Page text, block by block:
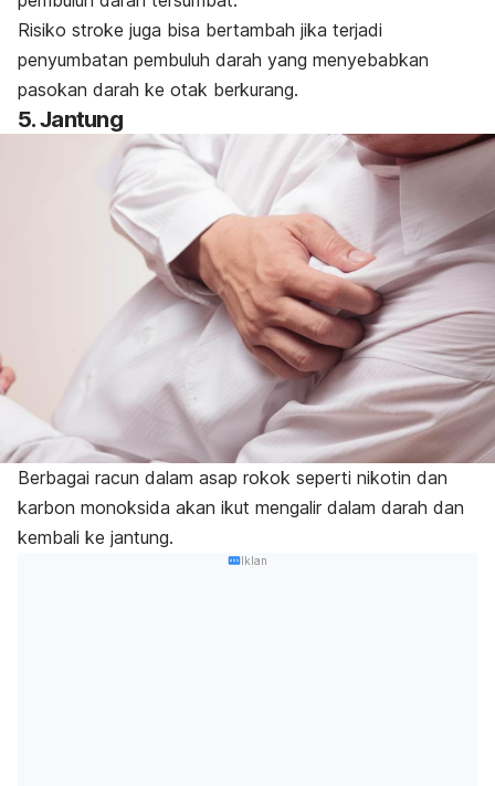
Risiko stroke juga bisa bertambah jika terjadi
penyumbatan pembuluh darah yang menyebabkan
pasokan darah ke otak berkurang.
5. Jantung
Berbagai racun dalam asap rokok seperti nikotin dan
karbon monoksida akan ikut mengalir dalam darah dan
kembali ke jantung.
Iklan